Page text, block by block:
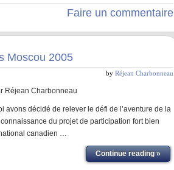
Faire un commentaire
Moscou 2005
by Réjean Charbonneau
Réjean Charbonneau
avons décidé de relever le défi de l’aventure de la
du projet de participation fort bien
canadien …
Continue reading »